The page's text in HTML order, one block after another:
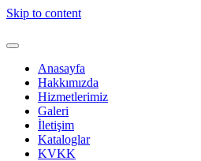
Skip to content
Anasayfa
Hakkımızda
Hizmetlerimiz
Galeri
İletişim
Kataloglar
KVKK